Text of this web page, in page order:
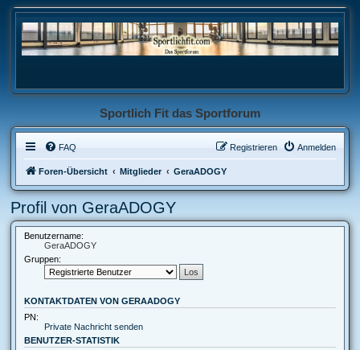
Sportlich Fit das Sportforum
FAQ Anmelden
Registrieren
Foren-Übersicht Mitglieder GeraADOGY
Profil von GeraADOGY
Benutzername:
GeraADOGY
Gruppen:
KONTAKTDATEN VON GERAADOGY
PN:
Private Nachricht senden
BENUTZER-STATISTIK